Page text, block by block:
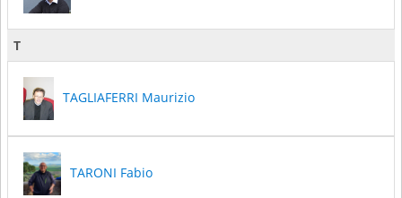
T
TAGLIAFERRI Maurizio
TARONI Fabio